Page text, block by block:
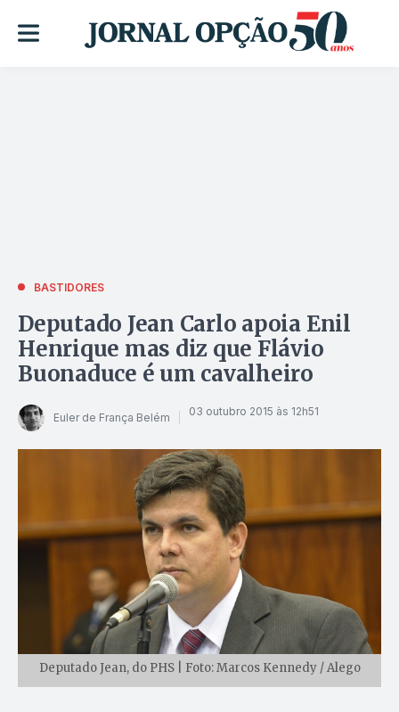
BASTIDORES
Deputado Jean Carlo apoia Enil
Henrique mas diz que Flávio
Buonaduce é um cavalheiro
Euler de França Belém 03 outubro 2015 às 12h51
Deputado Jean, do PHS | Foto: Marcos Kennedy / Alego